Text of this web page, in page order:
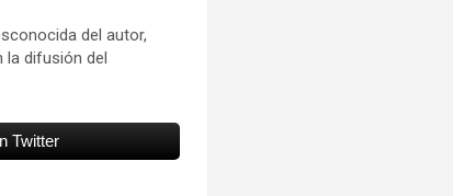
del autor,
difusión del
Twitter